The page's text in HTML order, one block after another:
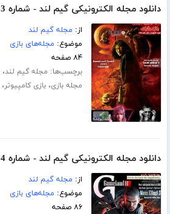
دانلود مجله الکترونیکی گیم لند - شماره 13
از: مجله گیم لند
موضوع: مجله‌های بازی
۸۴ صفحه
برچسب‌ها: مجله گیم لند،
مجله بازی،بازی کامپیوتر
دانلود مجله الکترونیکی گیم لند - شماره 14
از: مجله گیم لند
موضوع: مجله‌های بازی
۸۶ صفحه